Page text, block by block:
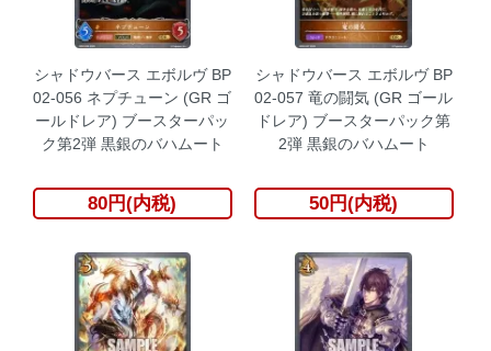
シャドウバース エボルヴ BP
02-056 ネプチューン (GR ゴ
ールドレア) ブースターパッ
ク第2弾 黒銀のバハムート
80円(内税)
シャドウバース エボルヴ BP
02-057 竜の闘気 (GR ゴール
ドレア) ブースターパック第
2弾 黒銀のバハムート
50円(内税)